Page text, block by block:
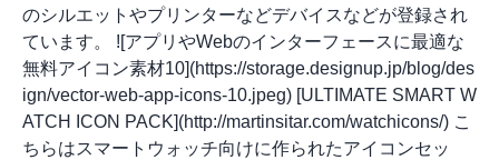
のシルエットやプリンターなどデバイスなどが登録され
ています。 ![アプリやWebのインターフェースに最適な
無料アイコン素材10](https://storage.designup.jp/blog/des
ign/vector-web-app-icons-10.jpeg) [ULTIMATE SMART W
ATCH ICON PACK](http://martinsitar.com/watchicons/) こ
ちらはスマートウォッチ向けに作られたアイコンセッ